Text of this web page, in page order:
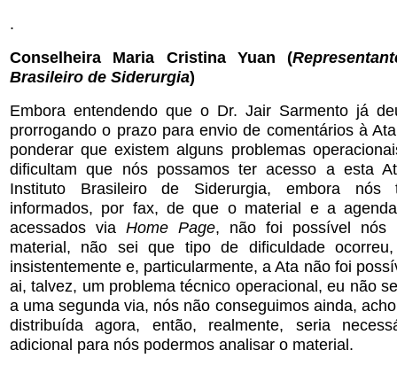
.
Conselheira Maria Cristina Yuan (
Brasileiro de Siderurgia)
Embora entendendo que o Dr. Jair Sarmento já
prorrogando o prazo para envio de comentários à
ponderar que existem alguns problemas
dificultam que nós possamos ter acesso a esta
Instituto Brasileiro de Siderurgia, embora nós
informados, por fax, de que o material e a
acessados via Home Page, não foi possível nós
material, não sei que tipo de dificuldade
insistentemente e, particularmente, a Ata não foi
ai, talvez, um problema técnico operacional, eu não
a uma segunda via, nós não conseguimos ainda,
distribuída agora, então, realmente, seria
adicional para nós podermos analisar o material.